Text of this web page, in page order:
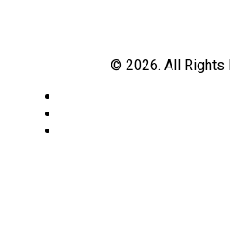
© 2026. All Rights